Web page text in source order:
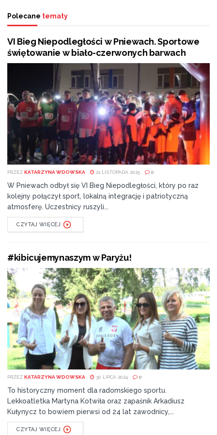
VI Bieg Niepodległości w Pniewach. Sportowe
świętowanie w biało-czerwonych barwach
#kibicujemynaszym w Paryżu!
Powstanie ulica Zdzisława „Hrabiego” Radulskiego
Tags: Fortuna Fortuna 1 Liga
Górnik Łęczna
Kamil Kiereś
Łęczna Puszcza Niepołomice
radom
RKS Radomiak Radom
Polecane tematy
VI Bieg Niepodległości w Pniewach. Sportowe
świętowanie w biało-czerwonych barwach
PRZEZ KATARZYNA WDOWSKA 21 LISTOPADA 2025 0
W Pniewach odbył się VI Bieg Niepodległości, który po raz
kolejny połączył sport, lokalną integrację i patriotyczną
atmosferę. Uczestnicy ruszyli...
CZYTAJ WIĘCEJ
#kibicujemynaszym w Paryżu!
PRZEZ KATARZYNA WDOWSKA 30 LIPCA 2024 0
To historyczny moment dla radomskiego sportu.
Lekkoatletka Martyna Kotwiła oraz zapaśnik Arkadiusz
Kułynycz to bowiem pierwsi od 24 lat zawodnicy,...
CZYTAJ WIĘCEJ